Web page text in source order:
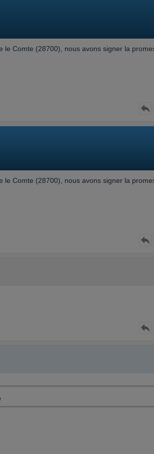
le Comte (28700), nous avons signer la
le Comte (28700), nous avons signer la